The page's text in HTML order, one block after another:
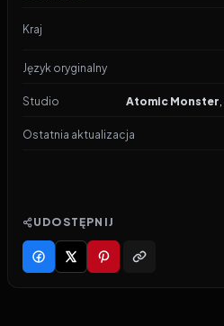
Kraj
Język oryginalny
Studio Atomic Monster,
Ostatnia aktualizacja
UDOSTĘPNIJ